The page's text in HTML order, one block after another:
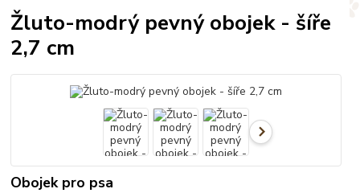
Žluto-modrý pevný obojek - šíře
2,7 cm
Obojek pro psa